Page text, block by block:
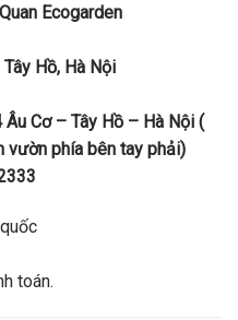
Ecogarden
Tây Hồ, Hà Nội
– Tây Hồ – Hà Nội (
vườn phía bên tay phải)
toán.